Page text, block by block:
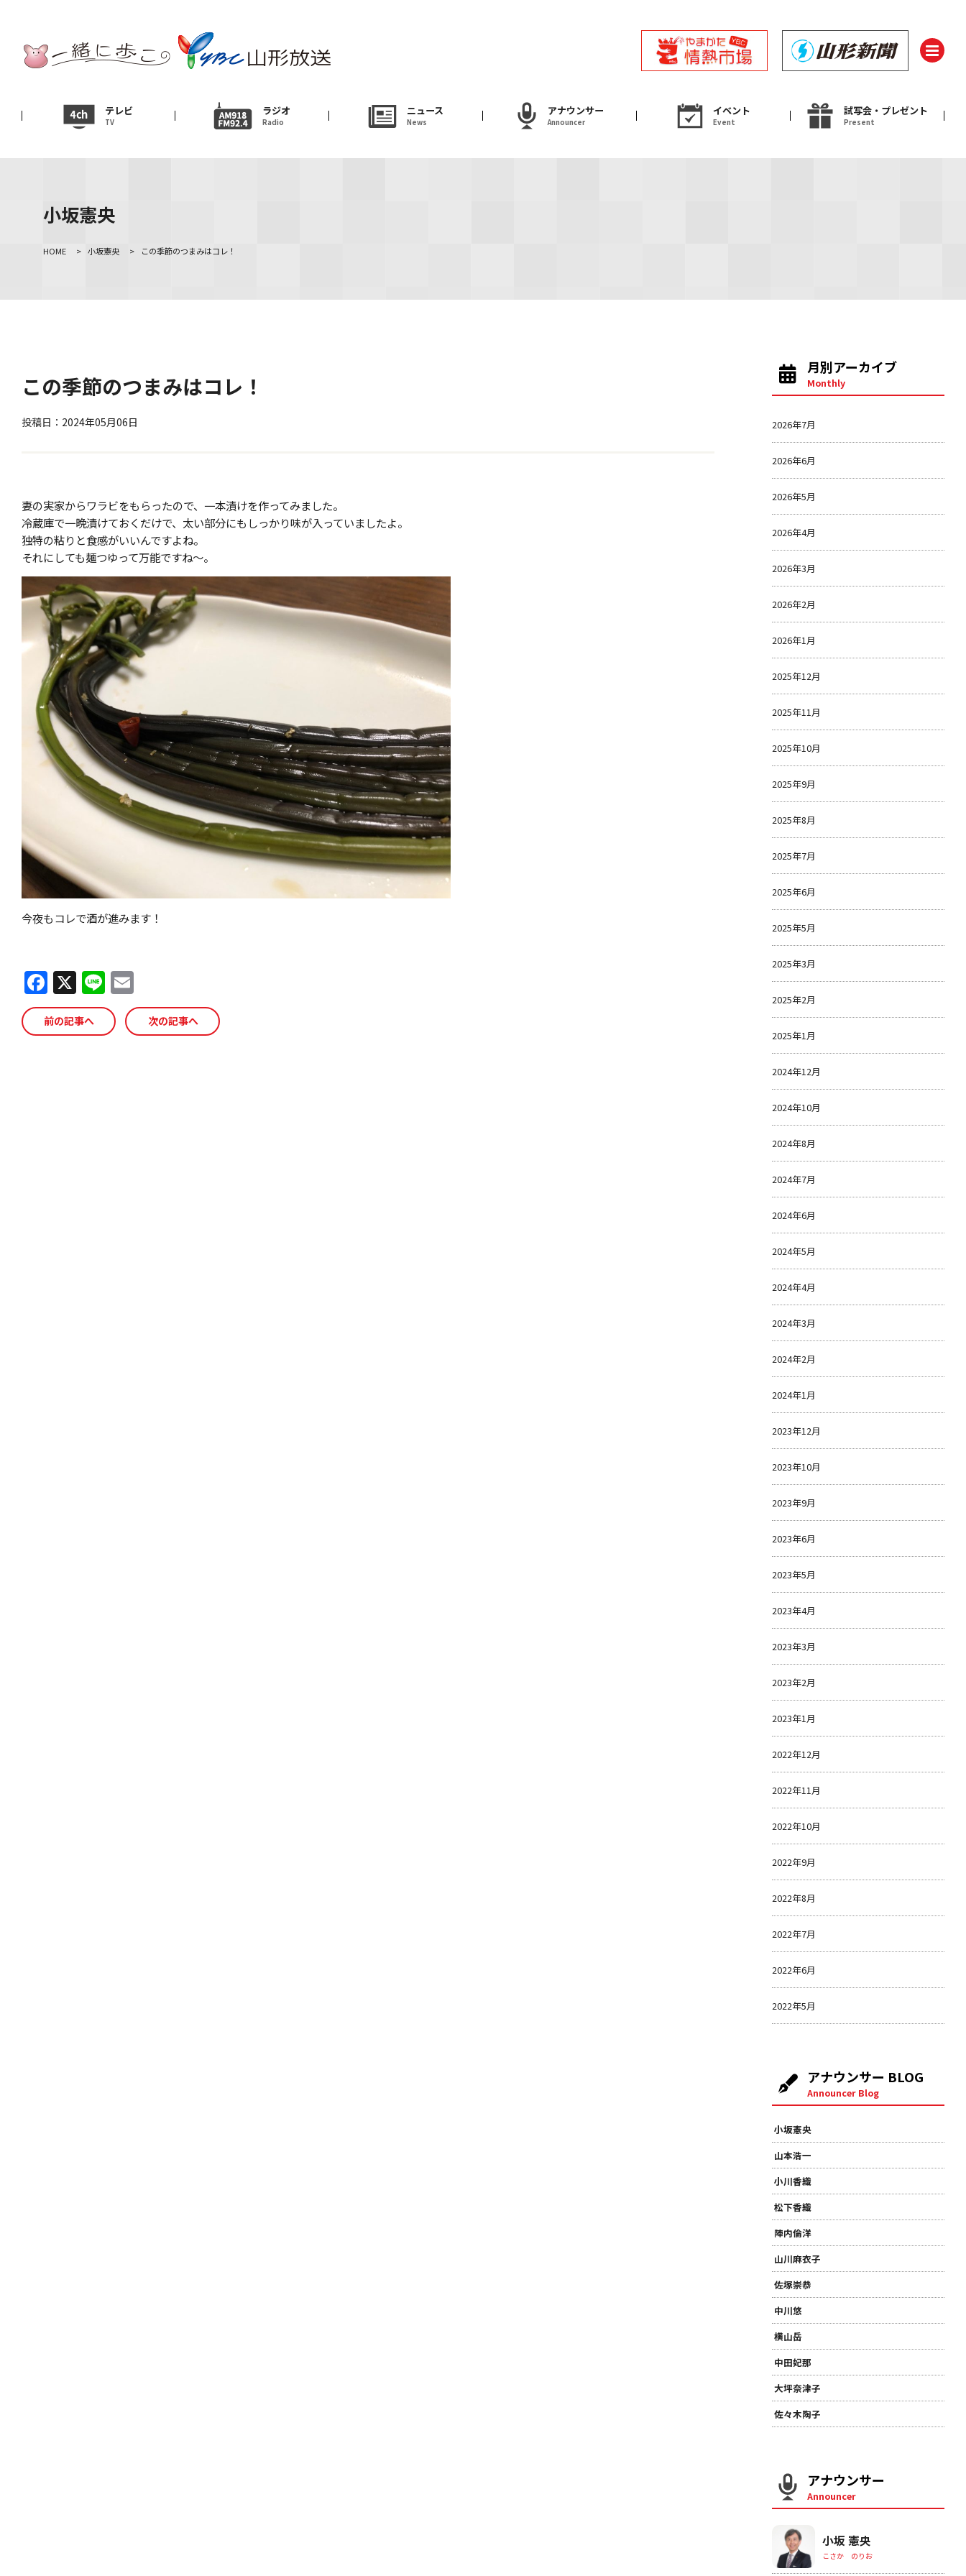
テレビ
TV
ラジオ
Radio
ニュース
News
アナウンサー
Announcer
イベント
Event
試写会・プレゼント
Present
テレビ
ニュース
News
アナウンサー
Announcer
イベント 試写会・プレゼント
ＹＢＣオンデマンド
小坂憲央
HOME > 小坂憲央 > この季節のつまみはコレ！
この季節のつまみはコレ！
投稿日：2024年05月06日
妻の実家からワラビをもらったので、一本漬けを作ってみました。
冷蔵庫で一晩漬けておくだけで、太い部分にもしっかり味が入っていましたよ。
独特の粘りと食感がいいんですよね。
それにしても麺つゆって万能ですね～。
今夜もコレで酒が進みます！
F
a
c
X Li
n
e
m
ai
前の記事へ 次の記事へ
月別アーカイブ
Monthly
2026年7月
2026年6月
2026年5月
2026年4月
2026年3月
2026年2月
2026年1月
2025年12月
2025年11月
2025年10月
2025年9月
2025年8月
2025年7月
2025年6月
2025年5月
2025年3月
2025年2月
2025年1月
2024年12月
2024年10月
2024年8月
2024年7月
2024年6月
2024年5月
2024年4月
2024年3月
2024年2月
2024年1月
2023年12月
2023年10月
2023年9月
2023年6月
2023年5月
2023年4月
2023年3月
2023年2月
2023年1月
2022年12月
2022年11月
2022年10月
2022年9月
2022年8月
2022年7月
2022年6月
2022年5月
アナウンサー BLOG
Announcer Blog
小坂憲央
山本浩一
小川香織
松下香織
陣内倫洋
山川麻衣子
佐塚崇恭
中川悠
横山岳
中田妃那
大坪奈津子
佐々木陶子
アナウンサー
Announcer
小坂 憲央
こさか のりお